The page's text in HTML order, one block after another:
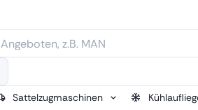
Sattelzugmaschinen